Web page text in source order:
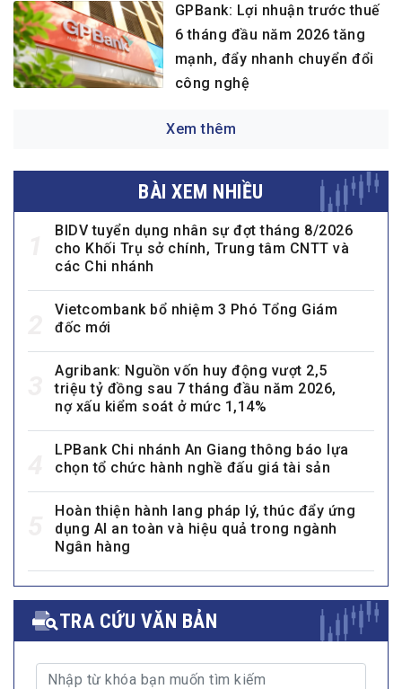
GPBank: Lợi nhuận trước thuế
6 tháng đầu năm 2026 tăng
mạnh, đẩy nhanh chuyển đổi
công nghệ
Xem thêm
BÀI XEM NHIỀU
BIDV tuyển dụng nhân sự đợt tháng 8/2026
cho Khối Trụ sở chính, Trung tâm CNTT và
các Chi nhánh
Vietcombank bổ nhiệm 3 Phó Tổng Giám
đốc mới
Agribank: Nguồn vốn huy động vượt 2,5
triệu tỷ đồng sau 7 tháng đầu năm 2026,
nợ xấu kiểm soát ở mức 1,14%
LPBank Chi nhánh An Giang thông báo lựa
chọn tổ chức hành nghề đấu giá tài sản
Hoàn thiện hành lang pháp lý, thúc đẩy ứng
dụng AI an toàn và hiệu quả trong ngành
Ngân hàng
TRA CỨU VĂN BẢN